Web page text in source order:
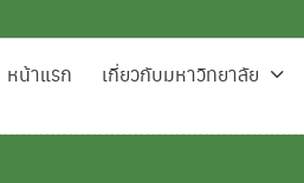
หน้าแรก เกี่ยวกับมหาวิทยาลัย